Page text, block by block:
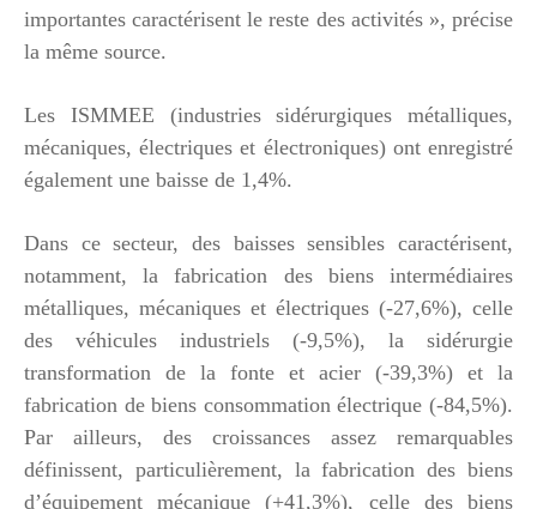
importantes caractérisent le reste des activités », précise
la même source.
Les ISMMEE (industries sidérurgiques métalliques,
mécaniques, électriques et électroniques) ont enregistré
également une baisse de 1,4%.
Dans ce secteur, des baisses sensibles caractérisent,
notamment, la fabrication des biens intermédiaires
métalliques, mécaniques et électriques (-27,6%), celle
des véhicules industriels (-9,5%), la sidérurgie
transformation de la fonte et acier (-39,3%) et la
fabrication de biens consommation électrique (-84,5%).
Par ailleurs, des croissances assez remarquables
définissent, particulièrement, la fabrication des biens
d’équipement mécanique (+41,3%), celle des biens